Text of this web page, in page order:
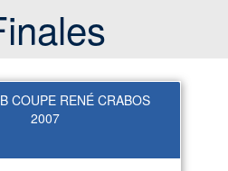
COUPE RENÉ CRABOS
2007